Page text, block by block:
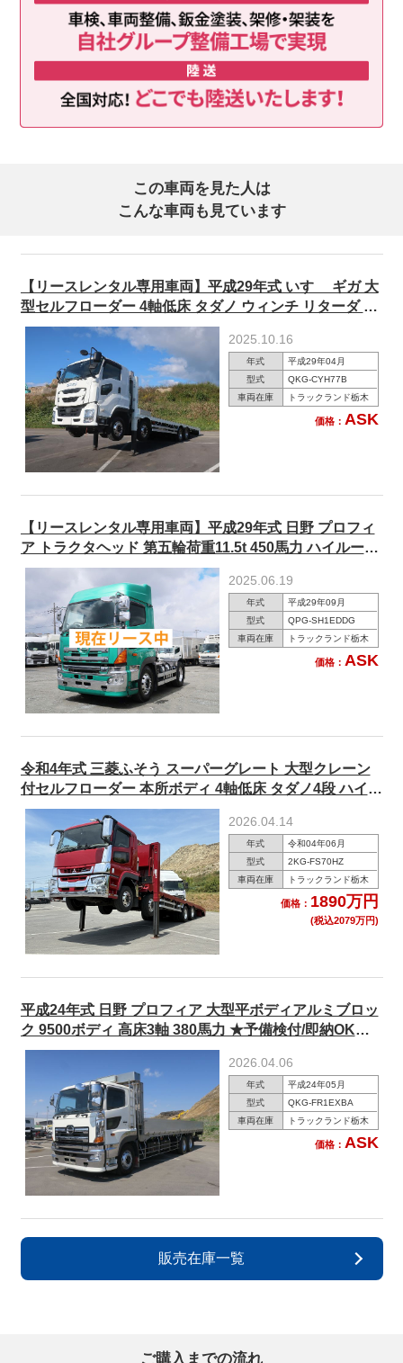
この車両を見た人は
こんな車両も見ています
【リースレンタル専用車両】平成29年式 いすゞ ギガ 大
型セルフローダー 4軸低床 タダノ ウィンチ リターダ ア
ルミホイール ★楽のりパック施工済み！★
2025.10.16
年式
平成29年04月
型式
QKG-CYH77B
車両在庫
トラックランド栃木
価格： ASK
【リースレンタル専用車両】平成29年式 日野 プロフィ
ア トラクタヘッド 第五輪荷重11.5t 450馬力 ハイルーフ
アルミホイール
2025.06.19
年式
平成29年09月
型式
QPG-SH1EDDG
車両在庫
トラックランド栃木
価格： ASK
令和4年式 三菱ふそう スーパーグレート 大型クレーン
付セルフローダー 本所ボディ 4軸低床 タダノ4段 ハイジ
ャッキ ウインチ ラジコン アルミホイール
2026.04.14
年式
令和04年06月
型式
2KG-FS70HZ
車両在庫
トラックランド栃木
価格： 1890万円
(税込2079万円)
平成24年式 日野 プロフィア 大型平ボディアルミブロッ
ク 9500ボディ 高床3軸 380馬力 ★予備検付/即納OK！
★
2026.04.06
年式
平成24年05月
型式
QKG-FR1EXBA
車両在庫
トラックランド栃木
価格： ASK
販売在庫一覧
ご購入までの流れ